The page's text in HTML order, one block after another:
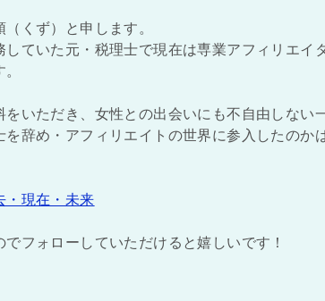
くず）と申します。
ていた元・税理士で現在は専業アフィリエイ
いただき、女性との出会いにも不自由しない
辞め・アフィリエイトの世界に参入したのか
・現在・未来
フォローしていただけると嬉しいです！